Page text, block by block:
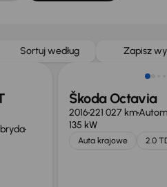
Sortuj według Zapisz
Škoda Octavia
2016221 027 km
135 kW
Auta krajowe 2.0